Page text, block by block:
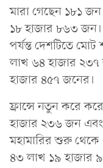
মারা গেছেন ১৮১
১৮ হাজার ৮৬৩
পর্যন্ত দেশটিতে
লাখ ৬৪ হাজার
হাজার ৪৫৭ জনের।
ফ্রান্সে নতুন করে
হাজার ২৩৬ জন
মহামারির শুরু
৪৩ লাখ ১৯ হাজার